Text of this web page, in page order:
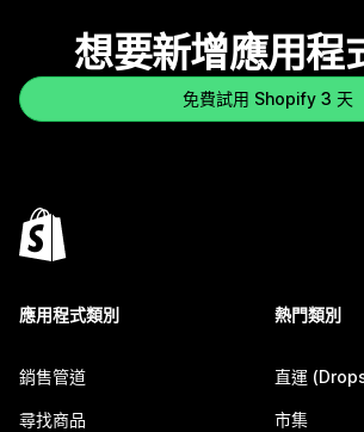
想要新增應用程
免費試用 Shopify 3 天
應用程式類別
銷售管道
尋找商品
熱門類別
直運
市集